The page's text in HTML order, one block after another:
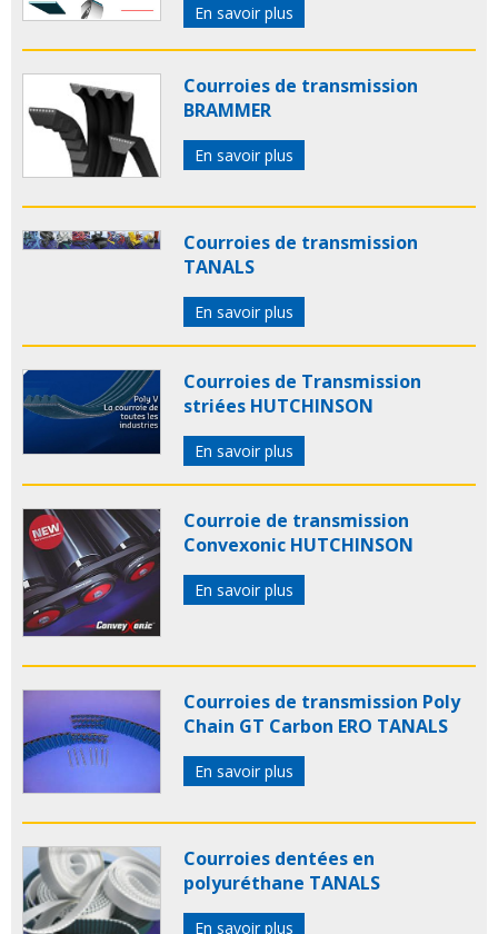
En savoir plus
Courroies de transmission
BRAMMER
En savoir plus
Courroies de transmission
TANALS
En savoir plus
Courroies de Transmission
striées HUTCHINSON
En savoir plus
Courroie de transmission
Convexonic HUTCHINSON
En savoir plus
Courroies de transmission Poly
Chain GT Carbon ERO TANALS
En savoir plus
Courroies dentées en
polyuréthane TANALS
En savoir plus